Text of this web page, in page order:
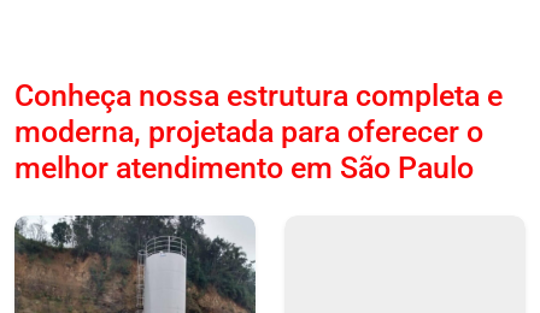
Conheça nossa estrutura completa e
moderna, projetada para oferecer o
melhor atendimento em São Paulo